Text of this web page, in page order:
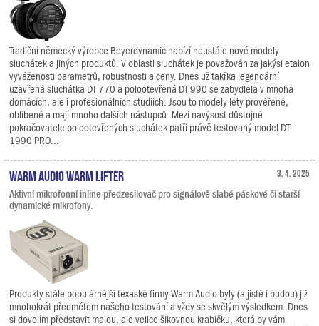
Tradiční německý výrobce Beyerdynamic nabízí neustále nové modely
sluchátek a jiných produktů. V oblasti sluchátek je považován za jakýsi etalon
vyváženosti parametrů, robustnosti a ceny. Dnes už takřka legendární
uzavřená sluchátka DT 770 a polootevřená DT 990 se zabydlela v mnoha
domácích, ale i profesionálních studiích. Jsou to modely léty prověřené,
oblíbené a mají mnoho dalších nástupců. Mezi navýsost důstojné
pokračovatele polootevřených sluchátek patří právě testovaný model DT
1990 PRO...
3. 4. 2025
Warm Audio Warm Lifter
Aktivní mikrofonní inline předzesilovač pro signálově slabé páskové či starší
dynamické mikrofony.
Produkty stále populárnější texaské firmy Warm Audio byly (a jistě i budou) již
mnohokrát předmětem našeho testování a vždy se skvělým výsledkem. Dnes
si dovolím představit malou, ale velice šikovnou krabičku, která by vám